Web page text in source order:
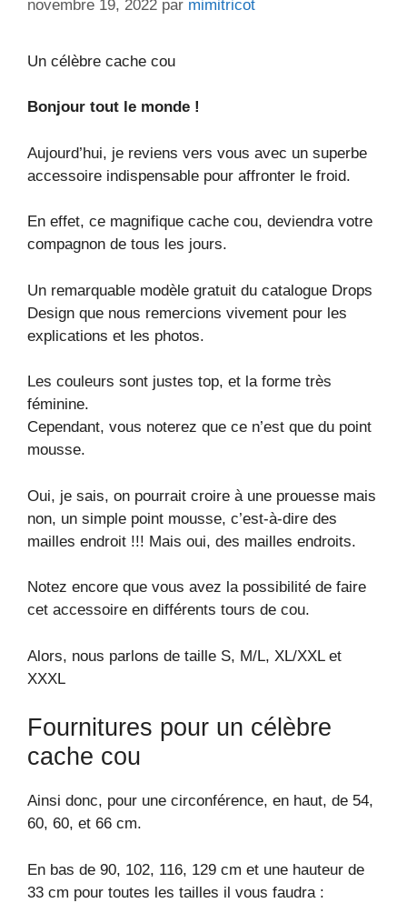
novembre 19, 2022 par mimitricot
Un célèbre cache cou
Bonjour tout le monde !
Aujourd’hui, je reviens vers vous avec un superbe
accessoire indispensable pour affronter le froid.
En effet, ce magnifique cache cou, deviendra votre
compagnon de tous les jours.
Un remarquable modèle gratuit du catalogue Drops
Design que nous remercions vivement pour les
explications et les photos.
Les couleurs sont justes top, et la forme très
féminine.
Cependant, vous noterez que ce n’est que du point
mousse.
Oui, je sais, on pourrait croire à une prouesse mais
non, un simple point mousse, c’est-à-dire des
mailles endroit !!! Mais oui, des mailles endroits.
Notez encore que vous avez la possibilité de faire
cet accessoire en différents tours de cou.
Alors, nous parlons de taille S, M/L, XL/XXL et
XXXL
Fournitures pour un célèbre
cache cou
Ainsi donc, pour une circonférence, en haut, de 54,
60, 60, et 66 cm.
En bas de 90, 102, 116, 129 cm et une hauteur de
33 cm pour toutes les tailles il vous faudra :